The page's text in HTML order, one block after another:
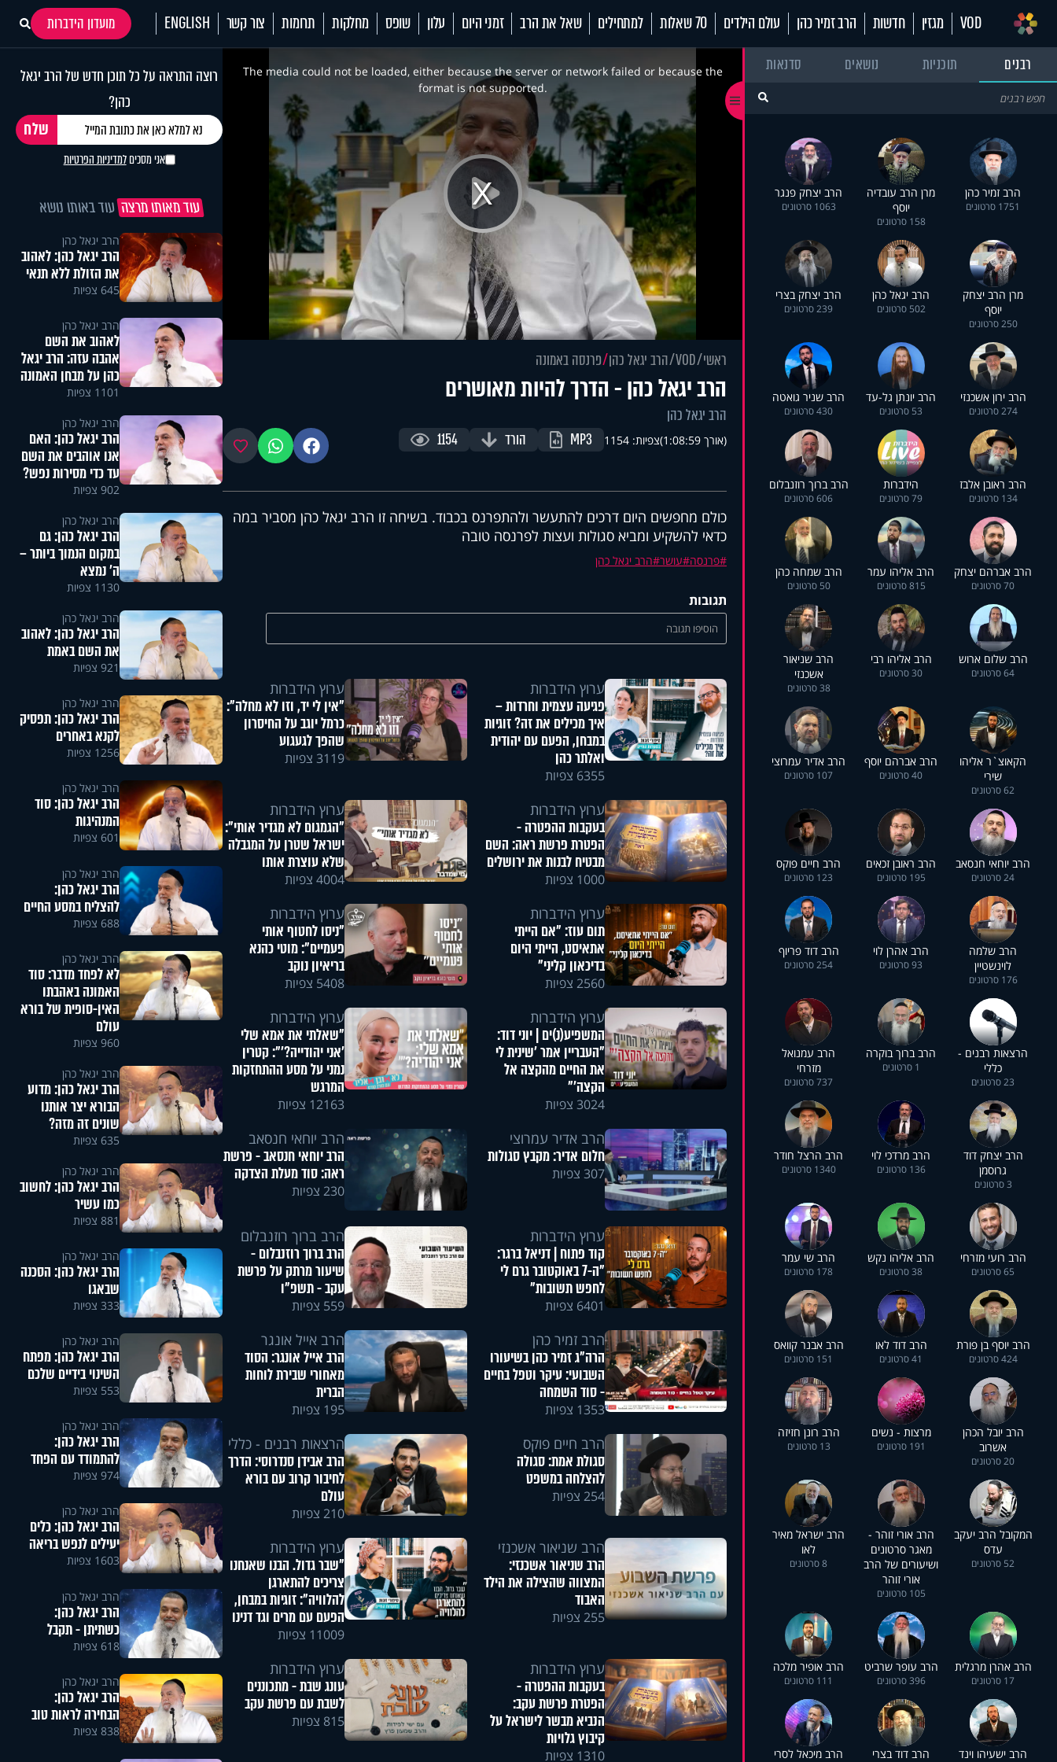
VOD מגזין חדשות הרב זמיר כהן עולם הילדים 70 שאלות למתחילים שאל את הרב זמני היום עלון שופס מחלקות תרומות צור קשר ENGLISH
מועדון הידברות
רבנים
תוכניות נושאים סדנאות
הרב זמיר כהן
1751 סרטונים
מרן הרב עובדיה
יוסף
158 סרטונים
הרב יצחק פנגר
1063 סרטונים
מרן הרב יצחק
יוסף
250 סרטונים
הרב יגאל כהן
502 סרטונים
הרב יצחק בצרי
239 סרטונים
הרב ירון אשכנזי
274 סרטונים
הרב יונתן גל-עד
53 סרטונים
הרב שניר גואטה
430 סרטונים
הרב ראובן אלבז
134 סרטונים
הידברות
79 סרטונים
הרב ברוך רוזנבלום
606 סרטונים
הרב אברהם יצחק
70 סרטונים
הרב אליהו עמר
815 סרטונים
הרב שמחה כהן
50 סרטונים
הרב שלום ארוש
64 סרטונים
הרב אליהו רבי
30 סרטונים
הרב שניאור
אשכנזי
38 סרטונים
הקאוצ`ר אליהו
שירי
62 סרטונים
הרב אברהם יוסף
40 סרטונים
הרב אדיר עמרוצי
107 סרטונים
הרב יוחאי חנסאב
24 סרטונים
הרב ראובן זכאים
195 סרטונים
הרב חיים פוקס
123 סרטונים
הרב שלמה
לוינשטיין
176 סרטונים
הרב אהרן לוי
93 סרטונים
הרב דוד פריוף
254 סרטונים
הרצאות רבנים -
כללי
23 סרטונים
הרב ברוך בוקרה
1 סרטונים
הרב עמנואל
מזרחי
737 סרטונים
הרב יצחק דוד
גרוסמן
3 סרטונים
הרב מרדכי לוי
136 סרטונים
הרב הרצל חודר
1340 סרטונים
הרב רועי מזרחי
65 סרטונים
הרב אליהו נקש
38 סרטונים
הרב שי עמר
178 סרטונים
הרב יוסף בן פורת
424 סרטונים
הרב דוד לאו
41 סרטונים
הרב אבנר קוואס
151 סרטונים
הרב יובל הכהן
אשרוב
20 סרטונים
מרצות - נשים
191 סרטונים
הרב רונן חזיזה
13 סרטונים
המקובל הרב יעקב
עדס
52 סרטונים
הרב אורי זוהר -
מאגר סרטונים
ושיעורים של הרב
אורי זוהר
105 סרטונים
הרב ישראל מאיר
לאו
8 סרטונים
הרב אהרן מרגלית
17 סרטונים
הרב עופר שרביט
396 סרטונים
הרב אופיר מלכה
111 סרטונים
הרב ישעיהו וינד הרב דוד בצרי הרב מיכאל לסרי
Play
Video
This
modalThe media could not be loaded, either because the server or network failed or because the
format is not supported.
ראשי VOD הרב יגאל כהן פרנסה באמונה
הרב יגאל כהן - הדרך להיות מאושרים
הרב יגאל כהן
(אורך 1:08:59) צפיות: 1154 MP3 הורד 1154 פייסבוקווטסאפ מועדפים
כולם מחפשים היום דרכים להתעשר ולהתפרנס בכבוד. בשיחה זו הרב יגאל כהן מסביר במה
כדאי להשקיע ומביא סגולות ועצות לפרנסה טובה
פרנסה עושר הרב יגאל כהן
תגובות
הוסיפו תגובה
ערוץ הידברות
פגיעה עצמית וחרדות –
איך מכילים את זה? זוגיות
במבחן, הפעם עם יהודית
ואלתר כהן
6355 צפיות
ערוץ הידברות
"אין לי יד, וזו לא מחלה":
כרמל יוגב על החיסרון
שהפך לגעגוע
3119 צפיות
ערוץ הידברות
בעקבות ההפטרה -
הפטרת פרשת ראה: השם
מבטיח לבנות את ירושלים
1000 צפיות
ערוץ הידברות
"הגמגום לא מגדיר אותי":
ישראל שטרן על המגבלה
שלא עוצרת אותו
4004 צפיות
ערוץ הידברות
תום עוז: "אם הייתי
אתאיסט, הייתי היום
בדיכאון קליני"
2560 צפיות
ערוץ הידברות
"ניסו לחטוף אותי
פעמיים": מוטי כהנא
בריאיון נוקב
5408 צפיות
ערוץ הידברות
המשפיע(נ)ים | יוני דוד:
"העבריין אמר 'שינית לי
את החיים מהקצה אל
הקצה'"
3024 צפיות
ערוץ הידברות
"שאלתי את אמא שלי
'אני יהודייה?'": קטרין
נמני על מסע ההתחזקות
המרגש
12163 צפיות
הרב אדיר עמרוצי
חלום אדיר: מקבץ סגולות
307 צפיות
הרב יוחאי חנסאב
הרב יוחאי חנסאב - פרשת
ראה: סוד מעלת הצדקה
230 צפיות
ערוץ הידברות
קוד פתוח | דניאל ברגר:
"ה-7 באוקטובר גרם לי
לחפש תשובות"
6401 צפיות
הרב ברוך רוזנבלום
הרב ברוך רוזנבלום -
שיעור מרתק על פרשת
עקב - תשפ"ו
559 צפיות
הרב זמיר כהן
הרה"ג זמיר כהן בשיעורו
השבועי: עיקר וטפל בחיים
- סוד השמחה
1353 צפיות
הרב אייל אונגר
הרב אייל אונגר: הסוד
מאחורי שבירת לוחות
הברית
195 צפיות
הרב חיים פוקס
סגולת אמת: סגולה
להצלחה במשפט
254 צפיות
הרצאות רבנים - כללי
הרב אבידן סנדרוסי: הדרך
לחיבור קרוב עם בורא
עולם
210 צפיות
הרב שניאור אשכנזי
הרב שניאור אשכנזי:
המצווה שהצילה את הילד
האבוד
255 צפיות
ערוץ הידברות
"שבר גדול. הבנו שאנחנו
צריכים להתארגן
להלוויה": זוגיות במבחן,
הפעם עם מרים וגד דנינו
11009 צפיות
ערוץ הידברות
בעקבות ההפטרה -
הפטרת פרשת עקב:
הנביא מבשר לישראל על
קיבוץ גלויות
1310 צפיות
ערוץ הידברות
עונג שבת - מתכוננים
לשבת עם פרשת עקב
815 צפיות
רוצה התראה על כל תוכן חדש של הרב יגאל
כהן?
אני מסכיםלמדיניות הפרטיות
עוד מאותו מרצה עוד באותו נושא
הרב יגאל כהן
הרב יגאל כהן: לאהוב
את הזולת ללא תנאי
645 צפיות
הרב יגאל כהן
לאהוב את השם
אהבה עזה: הרב יגאל
כהן על מבחן האמונה
1101 צפיות
הרב יגאל כהן
הרב יגאל כהן: האם
אנו אוהבים את השם
עד כדי מסירות נפש?
902 צפיות
הרב יגאל כהן
הרב יגאל כהן: גם
במקום הנמוך ביותר –
ה' נמצא
1130 צפיות
הרב יגאל כהן
הרב יגאל כהן: לאהוב
את השם באמת
921 צפיות
הרב יגאל כהן
הרב יגאל כהן: תפסיק
לקנא באחרים
1256 צפיות
הרב יגאל כהן
​הרב יגאל כהן: סוד
המנהיגות
601 צפיות
הרב יגאל כהן
הרב יגאל כהן:
להצליח במסע החיים
688 צפיות
הרב יגאל כהן
לא לפחד מדבר: סוד
האמונה באהבתו
האין-סופית של בורא
עולם
960 צפיות
הרב יגאל כהן
הרב יגאל כהן: מדוע
הבורא יצר אותנו
שונים זה מזה?
635 צפיות
הרב יגאל כהן
הרב יגאל כהן: לחשוב
כמו עשיר
881 צפיות
הרב יגאל כהן
הרב יגאל כהן: הסכנה
שבאגו
333 צפיות
הרב יגאל כהן
הרב יגאל כהן: מפתח
השינוי בידיים שלכם
553 צפיות
הרב יגאל כהן
הרב יגאל כהן:
להתמודד עם הפחד
974 צפיות
הרב יגאל כהן
הרב יגאל כהן: כלים
יעילים לנפש בריאה
1603 צפיות
הרב יגאל כהן
הרב יגאל כהן:
כשתיתן - תקבל
618 צפיות
הרב יגאל כהן
הרב יגאל כהן:
הבחירה לראות טוב
838 צפיות